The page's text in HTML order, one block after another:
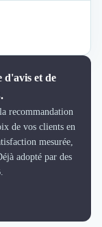
d'avis et de
recommandation
de vos clients en
mesurée,
adopté par des